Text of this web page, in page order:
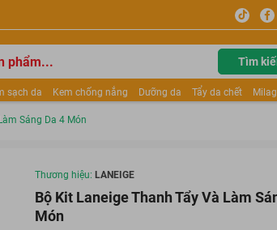
Tìm
sạch da Kem chống nắng Dưỡng da Tẩy da chết
Sáng Da 4 Món
Thương hiệu: LANEIGE
Bộ Kit Laneige Thanh Tẩy Và Làm
Món